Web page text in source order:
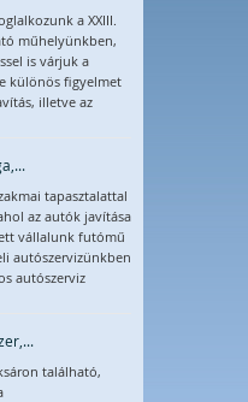
a XXIII.
műhelyünkben,
is várjuk a
különös figyelmet
illetve az
tapasztalattal
az autók javítása
vállalunk futómű
autószervizünkben
autószerviz
található,